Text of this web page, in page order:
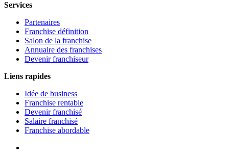
Services
Partenaires
Franchise définition
Salon de la franchise
Annuaire des franchises
Devenir franchiseur
Liens rapides
Idée de business
Franchise rentable
Devenir franchisé
Salaire franchisé
Franchise abordable